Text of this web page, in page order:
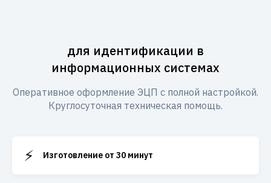
для идентификации в
информационных системах
Оперативное оформление ЭЦП с полной настройкой.
Круглосуточная техническая помощь.
⚡ Изготовление от 30 минут